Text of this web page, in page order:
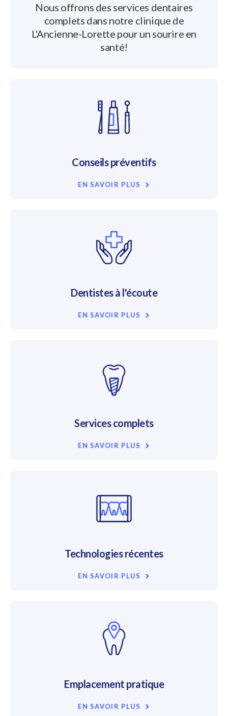
Nous offrons des services dentaires
complets dans notre clinique de
L'Ancienne-Lorette pour un sourire en
santé!
Conseils préventifs
EN SAVOIR PLUS
Dentistes à l'écoute
EN SAVOIR PLUS
Services complets
EN SAVOIR PLUS
Technologies récentes
EN SAVOIR PLUS
Emplacement pratique
EN SAVOIR PLUS